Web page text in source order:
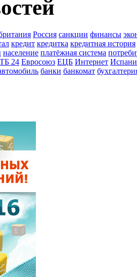
Россия санкции финансы
кредит кредитка кредитная история
население платёжная система
24 Евросоюз ЕЦБ Интернет
банки банкомат